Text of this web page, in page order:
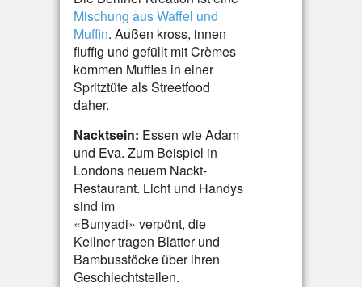
Mischung aus Waffel und
Muffin. Außen kross, innen
fluffig und gefüllt mit Crèmes
kommen Muffles in einer
Spritztüte als Streetfood
daher.
Nacktsein: Essen wie Adam
und Eva. Zum Beispiel in
Londons neuem Nackt-
Restaurant. Licht und Handys
sind im
«Bunyadi» verpönt, die
Kellner tragen Blätter und
Bambusstöcke über ihren
Geschlechtsteilen.